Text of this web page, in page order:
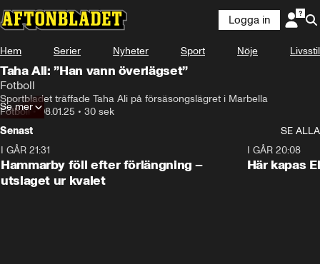
Logga in
Hem Serier Nyheter Sport Nöje Livsstil
Taha Ali: ”Han vann överlägset”
Fotboll
Sportbladet träffade Taha Ali på försäsongslägret i Marbella
Fotboll•08.01.25 • 30 sek
Se mer
Senast
SE ALLA
I GÅR 21:31
Hammarby föll efter förlängning –
utslaget ur kvalet
I GÅR 20:08
Här kapas